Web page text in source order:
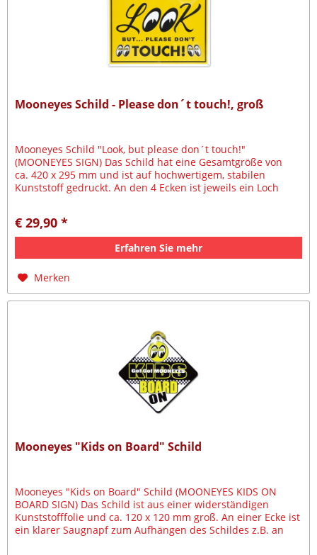
Mooneyes Schild - Please don´t touch!, groß
Mooneyes Schild "Look, but please don´t touch!"
(MOONEYES SIGN) Das Schild hat eine Gesamtgröße von
ca. 420 x 295 mm und ist auf hochwertigem, stabilen
Kunststoff gedruckt. An den 4 Ecken ist jeweils ein Loch
€ 29,90 *
Erfahren Sie mehr
Merken
Mooneyes "Kids on Board" Schild
Mooneyes "Kids on Board" Schild (MOONEYES KIDS ON
BOARD SIGN) Das Schild ist aus einer widerständigen
Kunststofffolie und ca. 120 x 120 mm groß. An einer Ecke ist
ein klarer Saugnapf zum Aufhängen des Schildes z.B. an